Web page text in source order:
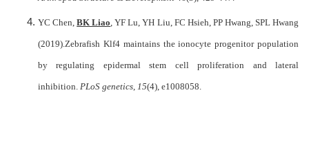
YC Chen,BK Liao , YF Lu, YH Liu, FC Hsieh, PP Hwang, SPL Hwang
(2019).Zebrafish Klf4 maintains the ionocyte progenitor population
by regulating epidermal stem cell proliferation and lateral
inhibition. PLoS genetics 15(4), e1008058.